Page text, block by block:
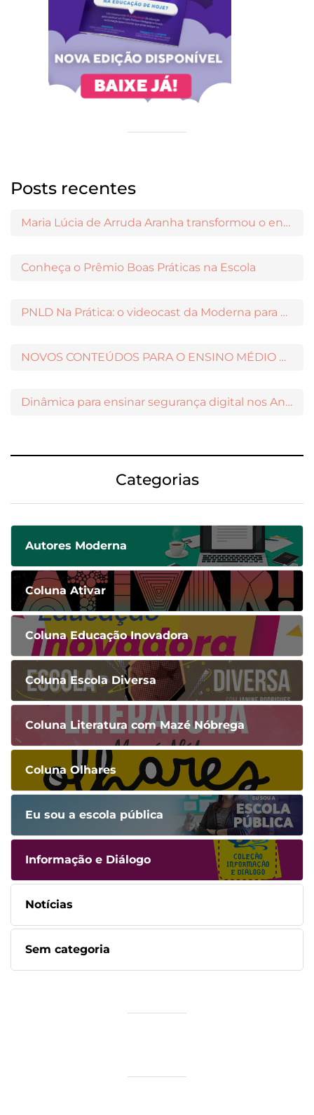
Posts recentes
Maria Lúcia de Arruda Aranha transformou o ensino de Filosofia no Brasil
Conheça o Prêmio Boas Práticas na Escola
PNLD Na Prática: o videocast da Moderna para apoiar a escolha das obras aprovadas
NOVOS CONTEÚDOS PARA O ENSINO MÉDIO DISPONÍVEIS NO MODERNAMIGOS
Dinâmica para ensinar segurança digital nos Anos Iniciais
Categorias
Autores Moderna
Coluna Ativar
Coluna Educação Inovadora
Coluna Escola Diversa
Coluna Literatura com Mazé Nóbrega
Coluna Olhares
Eu sou a escola pública
Informação e Diálogo
Notícias
Sem categoria